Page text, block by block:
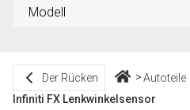
Der Rücken
Autoteile
Infiniti FX Lenkwinkelsensor